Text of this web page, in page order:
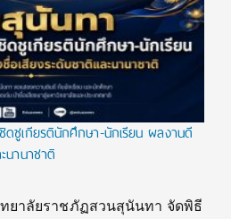
ดชูเกียรตินักศึกษา-นักเรียน ผลงานดี
นานาชาติ
ยาลัยราชภัฏสวนสุนันทา จัดพิธี